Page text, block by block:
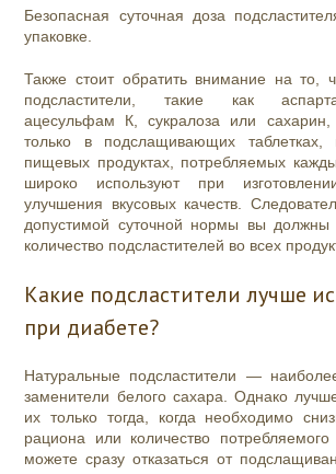
Безопасная суточная доза
упаковке.
Также стоит обратить внимание на то,
подсластители, такие как
ацесульфам К, сукралоза или
только в подслащивающих
пищевых продуктах, потребляемых
широко используют при
улучшения вкусовых качеств.
допустимой суточной нормы вы должны
количество подсластителей во всех
Какие подсластители лучше
при диабете?
Натуральные подсластители —
заменители белого сахара. Однако
их только тогда, когда необходимо
рациона или количество
можете сразу отказаться от